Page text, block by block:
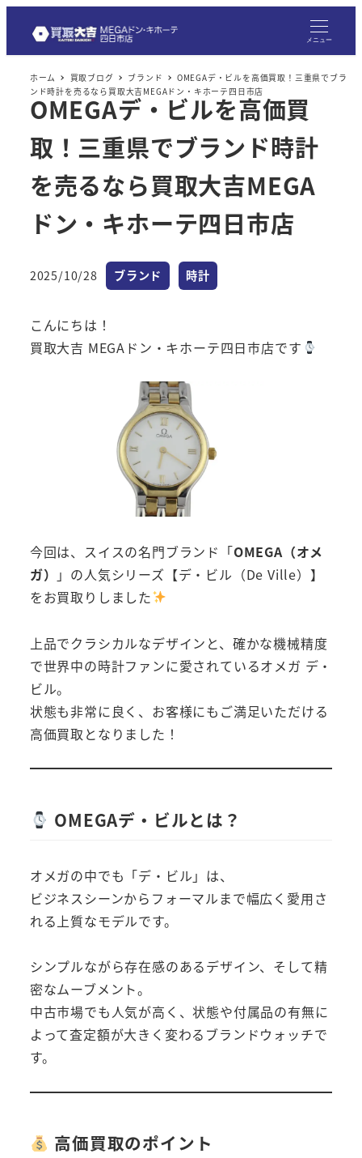
メニュー
ホーム 買取ブログ ブランド
OMEGAデ・ビルを高価買取！三重県でブラ
ンド時計を売るなら買取大吉MEGAドン・キホーテ四日市店
OMEGAデ・ビルを高価買
取！三重県でブランド時計
を売るなら買取大吉MEGA
ドン・キホーテ四日市店
投稿日
2025/10/28 カテゴリー
ブランド カテゴリー
時計
こんにちは！
買取大吉 MEGAドン・キホーテ四日市店です
今回は、スイスの名門ブランド「OMEGA（オメ
ガ） 」の人気シリーズ【デ・ビル（De Ville）】
をお買取りしました
上品でクラシカルなデザインと、確かな機械精度
で世界中の時計ファンに愛されているオメガ デ・
ビル。
状態も非常に良く、お客様にもご満足いただける
高価買取となりました！
OMEGAデ・ビルとは？
オメガの中でも「デ・ビル」は、
ビジネスシーンからフォーマルまで幅広く愛用さ
れる上質なモデルです。
シンプルながら存在感のあるデザイン、そして精
密なムーブメント。
中古市場でも人気が高く、状態や付属品の有無に
よって査定額が大きく変わるブランドウォッチで
す。
高価買取のポイント